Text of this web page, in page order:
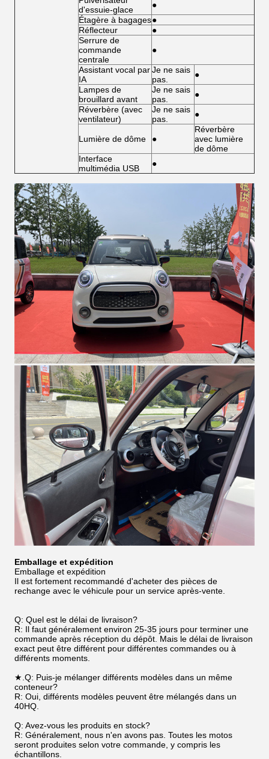
d'essuie-glace
●
Étagère à bagages●
Réflecteur
●
Serrure de
commande
centrale
●
Assistant vocal par
IA
Je ne sais
pas.
●
Lampes de
brouillard avant
Je ne sais
pas.
●
Réverbère (avec
ventilateur)
Je ne sais
pas.
●
Lumière de dôme ●
Réverbère
avec lumière
de dôme
Interface
multimédia USB
●
Emballage et expédition
Emballage et expédition
Il est fortement recommandé d'acheter des pièces de
rechange avec le véhicule pour un service après-vente.
Q: Quel est le délai de livraison?
R: Il faut généralement environ 25-35 jours pour terminer une
commande après réception du dépôt. Mais le délai de livraison
exact peut être différent pour différentes commandes ou à
différents moments.
★.Q: Puis-je mélanger différents modèles dans un même
conteneur?
R: Oui, différents modèles peuvent être mélangés dans un
40HQ.
Q: Avez-vous les produits en stock?
R: Généralement, nous n'en avons pas. Toutes les motos
seront produites selon votre commande, y compris les
échantillons.